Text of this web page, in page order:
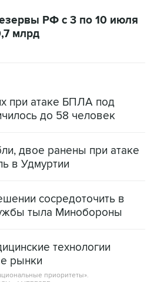
РФ с 3 по 10 июля
млрд
при атаке БПЛА под
до 58 человек
двое ранены при атаке
в Удмуртии
сосредоточить в
тыла Минобороны
технологии
рынки
приоритеты».